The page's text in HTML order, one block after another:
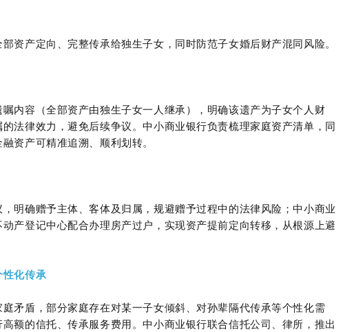
资产定向、完整传承给独生子女，同时防范子女婚后财产混同风险。
内容（全部资产由独生子女一人继承），明确该遗产为子女个人财
法律效力，避免后续争议。中小商业银行负责梳理家庭资产清单，同
资产可精准追溯、顺利划转。
明确赠予主体、客体及归属，规避赠予过程中的法律风险；中小商业
产登记中心配合办理房产过户，实现资产提前定向转移，从根源上避
性化传承
矛盾，部分家庭存在对某一子女倾斜、对孙辈隔代传承等个性化需
额的信托、传承服务费用。中小商业银行联合信托公司、律所，推出